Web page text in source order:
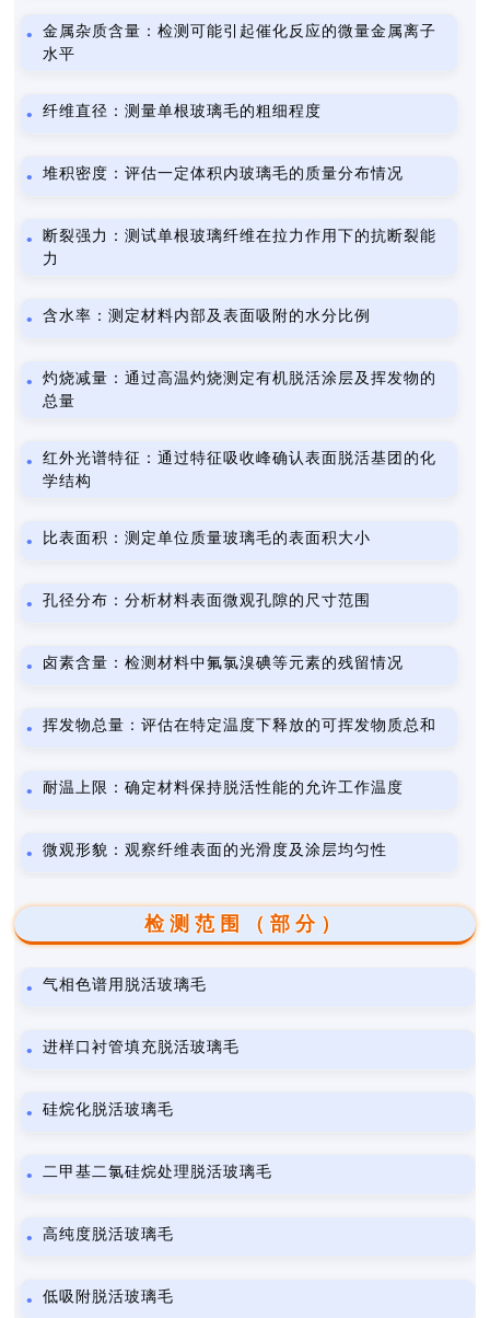
金属杂质含量：检测可能引起催化反应的微量金属离子
水平
纤维直径：测量单根玻璃毛的粗细程度
堆积密度：评估一定体积内玻璃毛的质量分布情况
断裂强力：测试单根玻璃纤维在拉力作用下的抗断裂能
力
含水率：测定材料内部及表面吸附的水分比例
灼烧减量：通过高温灼烧测定有机脱活涂层及挥发物的
总量
红外光谱特征：通过特征吸收峰确认表面脱活基团的化
学结构
比表面积：测定单位质量玻璃毛的表面积大小
孔径分布：分析材料表面微观孔隙的尺寸范围
卤素含量：检测材料中氟氯溴碘等元素的残留情况
挥发物总量：评估在特定温度下释放的可挥发物质总和
耐温上限：确定材料保持脱活性能的允许工作温度
微观形貌：观察纤维表面的光滑度及涂层均匀性
检测范围（部分）
气相色谱用脱活玻璃毛
进样口衬管填充脱活玻璃毛
硅烷化脱活玻璃毛
二甲基二氯硅烷处理脱活玻璃毛
高纯度脱活玻璃毛
低吸附脱活玻璃毛